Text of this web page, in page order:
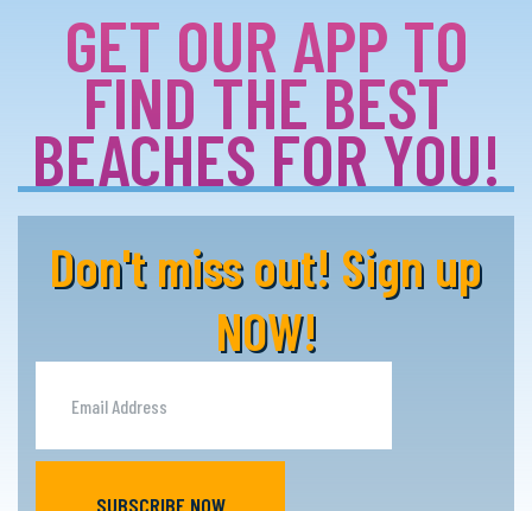
GET OUR APP TO
FIND THE BEST
BEACHES FOR YOU!
Don't miss out! Sign up
NOW!
SUBSCRIBE NOW